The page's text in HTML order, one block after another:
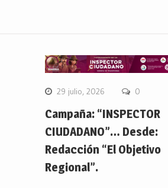
29 julio, 2026 0
Campaña: “INSPECTOR
CIUDADANO”… Desde:
Redacción “El Objetivo
Regional”.